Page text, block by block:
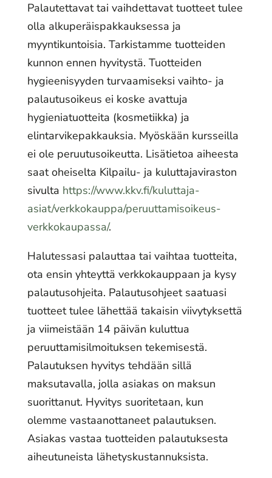
Palautettavat tai vaihdettavat tuotteet tulee
olla alkuperäispakkauksessa ja
myyntikuntoisia. Tarkistamme tuotteiden
kunnon ennen hyvitystä. Tuotteiden
hygieenisyyden turvaamiseksi vaihto- ja
palautusoikeus ei koske avattuja
hygieniatuotteita (kosmetiikka) ja
elintarvikepakkauksia. Myöskään kursseilla
ei ole peruutusoikeutta. Lisätietoa aiheesta
saat oheiselta Kilpailu- ja kuluttajaviraston
sivulta https://www.kkv.fi/kuluttaja-
asiat/verkkokauppa/peruuttamisoikeus-
verkkokaupassa/.
Halutessasi palauttaa tai vaihtaa tuotteita,
ota ensin yhteyttä verkkokauppaan ja kysy
palautusohjeita. Palautusohjeet saatuasi
tuotteet tulee lähettää takaisin viivytyksettä
ja viimeistään 14 päivän kuluttua
peruuttamisilmoituksen tekemisestä.
Palautuksen hyvitys tehdään sillä
maksutavalla, jolla asiakas on maksun
suorittanut. Hyvitys suoritetaan, kun
olemme vastaanottaneet palautuksen.
Asiakas vastaa tuotteiden palautuksesta
aiheutuneista lähetyskustannuksista.